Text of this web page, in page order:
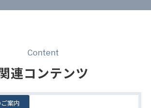
Content
連コンテンツ
案内